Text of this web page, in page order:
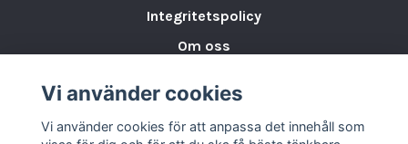
Integritetspolicy
Om oss
Varumärken & Partners
BLOGG
Vi använder cookies
Vi använder cookies för att anpassa det innehåll som